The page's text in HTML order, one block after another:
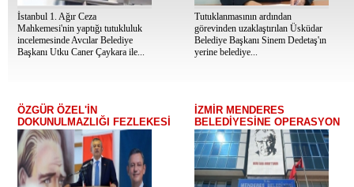
İstanbul 1. Ağır Ceza
Mahkemesi'nin yaptığı tutukluluk
incelemesinde Avcılar Belediye
Başkanı Utku Caner Çaykara ile...
Tutuklanmasının ardından
görevinden uzaklaştırılan Üsküdar
Belediye Başkanı Sinem Dedetaş'ın
yerine belediye...
ÖZGÜR ÖZEL'İN
DOKUNULMAZLIĞI FEZLEKESİ
İZMİR MENDERES
BELEDİYESİNE OPERASYON